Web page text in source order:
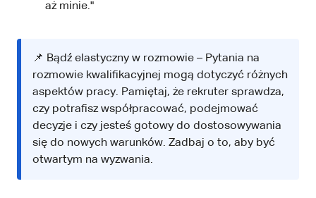
aż minie."
📌 Bądź elastyczny w rozmowie – Pytania na
rozmowie kwalifikacyjnej mogą dotyczyć różnych
aspektów pracy. Pamiętaj, że rekruter sprawdza,
czy potrafisz współpracować, podejmować
decyzje i czy jesteś gotowy do dostosowywania
się do nowych warunków. Zadbaj o to, aby być
otwartym na wyzwania.